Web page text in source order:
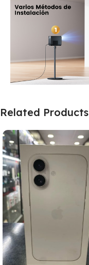
Related Products